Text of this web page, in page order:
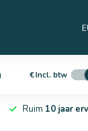
service
€Incl. btw
Ruim 10 jaar